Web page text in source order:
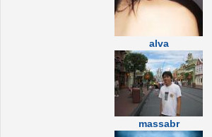
alva
massabr